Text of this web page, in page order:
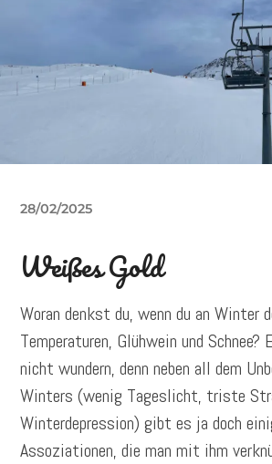
28/02/2025
Weißes Gold
Woran denkst du, wenn du an Winter
Temperaturen, Glühwein und Schnee?
nicht wundern, denn neben all dem
Winters (wenig Tageslicht, triste
Winterdepression) gibt es ja doch
Assoziationen, die man mit ihm